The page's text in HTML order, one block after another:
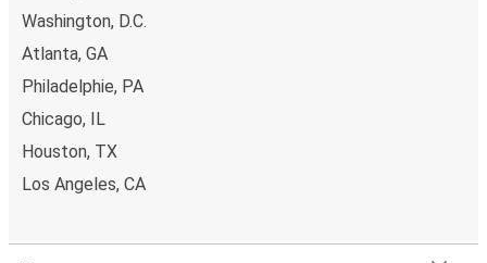
Washington, D.C.
Atlanta, GA
Philadelphie, PA
Chicago, IL
Houston, TX
Los Angeles, CA